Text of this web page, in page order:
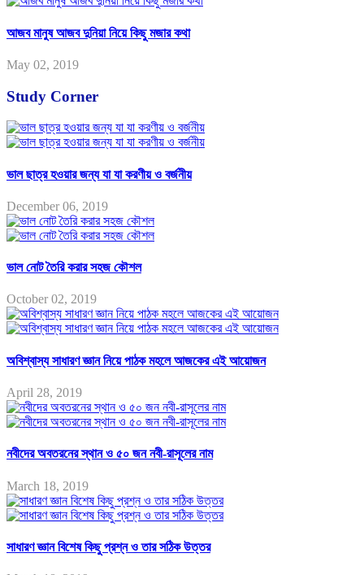
আজব মানুষ আজব দুনিয়া নিয়ে কিছু মজার কথা
May 02, 2019
Study Corner
ভাল ছাত্র হওয়ার জন্য যা যা করণীয় ও বর্জনীয়
December 06, 2019
ভাল নোট তৈরি করার সহজ কৌশল
October 02, 2019
অবিশ্বাস্য সাধারণ জ্ঞান নিয়ে পাঠক মহলে আজকের এই আয়োজন
April 28, 2019
নবীদের অবতরনের স্থান ও ৫০ জন নবী-রাসূলের নাম
March 18, 2019
সাধারণ জ্ঞান বিশেষ কিছু প্রশ্ন ও তার সঠিক উত্তর